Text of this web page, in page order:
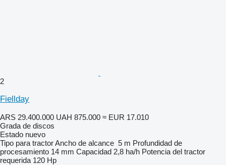
2
Fiellday
ARS 29.400.000 UAH 875.000 ≈ EUR 17.010
Grada de discos
Estado nuevo
Tipo para tractorAncho de alcance 5 m Profundidad de
procesamiento 14 mm Capacidad 2,8 ha/h Potencia del tractor
requerida 120 Hp